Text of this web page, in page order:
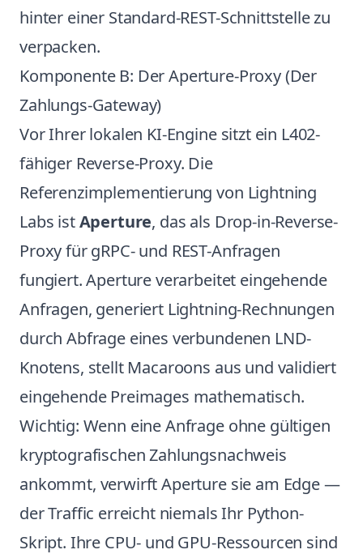
hinter einer Standard-REST-Schnittstelle zu
verpacken.
Komponente B: Der Aperture-Proxy (Der
Zahlungs-Gateway)
Vor Ihrer lokalen KI-Engine sitzt ein L402-
fähiger Reverse-Proxy. Die
Referenzimplementierung von Lightning
Labs istAperture, das als Drop-in-Reverse-
Proxy für gRPC- und REST-Anfragen
fungiert. Aperture verarbeitet eingehende
Anfragen, generiert Lightning-Rechnungen
durch Abfrage eines verbundenen LND-
Knotens, stellt Macaroons aus und validiert
eingehende Preimages mathematisch.
Wichtig: Wenn eine Anfrage ohne gültigen
kryptografischen Zahlungsnachweis
ankommt, verwirft Aperture sie am Edge —
der Traffic erreicht niemals Ihr Python-
Skript. Ihre CPU- und GPU-Ressourcen sind